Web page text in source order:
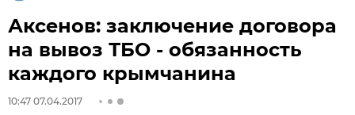
Аксенов: заключение договора
на вывоз ТБО - обязанность
каждого крымчанина
10:47 07.04.2017